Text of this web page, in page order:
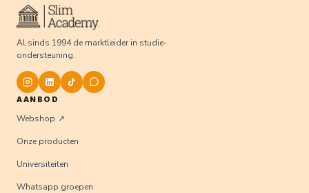
Al sinds 1994 de marktleider in studie-
ondersteuning.
AANBOD
Webshop
Onze producten
Universiteiten
Whatsapp groepen